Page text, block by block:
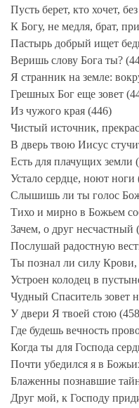
Пусть берет, кто хочет,
К Богу, не медля, брат,
Пастырь добрый ищет
Веришь слову Бога ты?
Я странник на земле:
Грешных Бог еще зовет
Из чужого края (446)
Чистый источник,
В дверь твою Иисус
Есть для плачущих земли
Устало сердце, ноют ноги
Слышишь ли ты голос
Тихо и мирно в Божьем
Зачем, о друг несчастный
Послушай радостную
Ты познал ли силу
Устроен колодец в
Чудный Спаситель зовет
У двери Я твоей стою
Где будешь вечность
Когда ты для Господа
Почти убедился я в
Блаженны познавшие
Друг мой, к Господу